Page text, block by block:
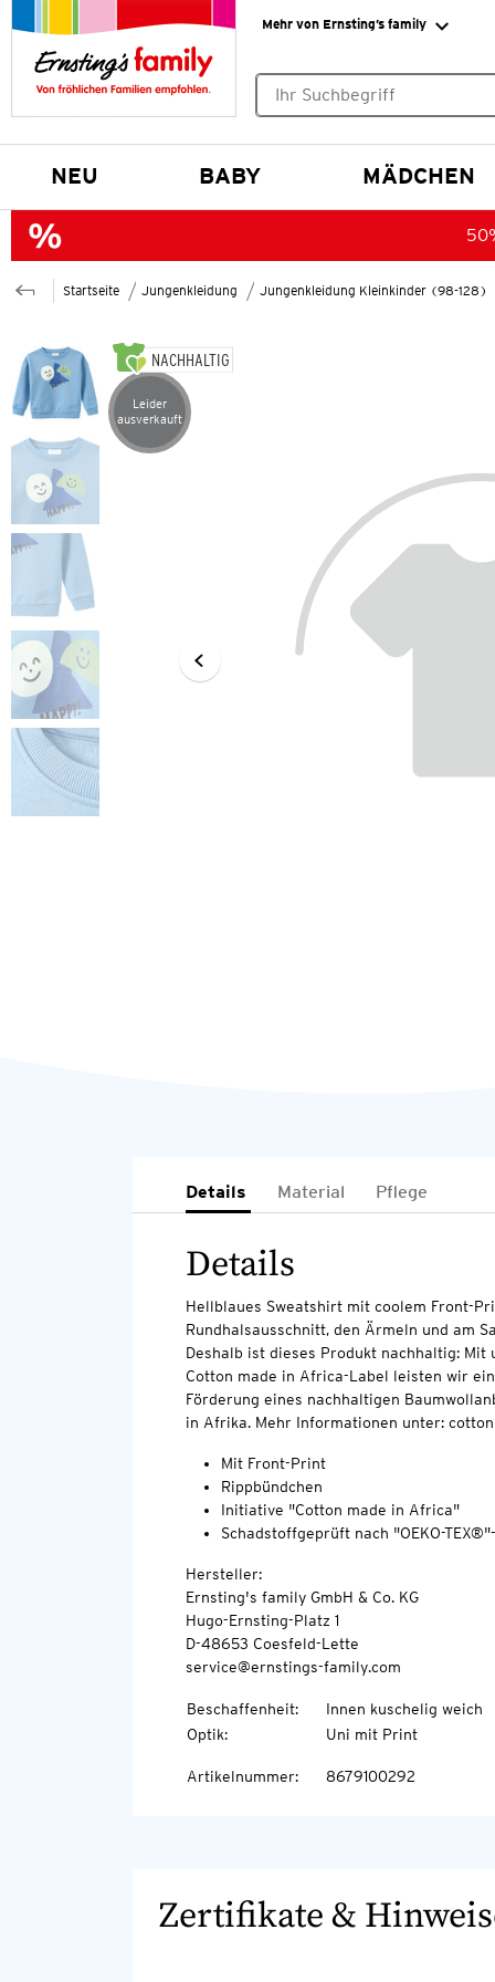
Mehr von Ernsting’s family
NEU BABY MÄDCHEN
Startseite Jungenkleidung Jungenkleidung Kleinkinder (98-128)
NACHHALTIG
Artikel leider ausverkauft
Leider
ausverkauft
Details Material Pflege
Details
Hellblaues Sweatshirt mit coolem Front-
Rundhalsausschnitt, den Ärmeln und am
Deshalb ist dieses Produkt nachhaltig: Mit
Cotton made in Africa-Label leisten wir
Förderung eines nachhaltigen
in Afrika. Mehr Informationen unter:
Mit Front-Print
Rippbündchen
Initiative "Cotton made in Africa"
Schadstoffgeprüft nach "OEKO-
Hersteller:
Ernsting's family GmbH & Co. KG
Hugo-Ernsting-Platz 1
D-48653 Coesfeld-Lette
service@ernstings-family.com
Beschaffenheit:
Innen kuschelig weich
Optik: Uni mit Print
Artikelnummer: 8679100292
Zertifikate &